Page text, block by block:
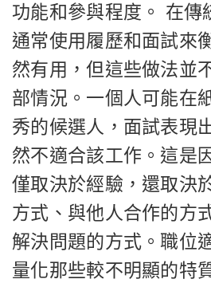
功能和參與程度。 在傳
通常使用履歷和面試來
然有用，但這些做法並
部情況。一個人可能在
秀的候選人，面試表現
然不適合該工作。這是
僅取決於經驗，還取決
方式、與他人合作的方
解決問題的方式。職位
量化那些較不明顯的特